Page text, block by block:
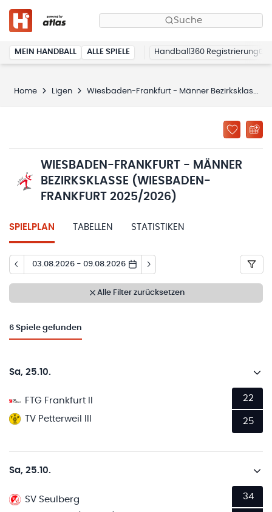
Suche
MEIN HANDBALL ALLE SPIELE Handball360 Registrierung
Home Ligen Wiesbaden-Frankfurt - Männer Bezirksklasse (Wiesbaden-Frankfurt 2025/2026)
WIESBADEN-FRANKFURT - MÄNNER
BEZIRKSKLASSE (WIESBADEN-
FRANKFURT 2025/2026)
SPIELPLAN TABELLEN STATISTIKEN
03.08.2026 - 09.08.2026
Alle Filter zurücksetzen
6 Spiele gefunden
Sa, 25.10.
FTG Frankfurt II
TV Petterweil III
22
25
Sa, 25.10.
SV Seulberg
34